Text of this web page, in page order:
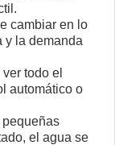
cambiar en lo
y la demanda
todo el
automático o
pequeñas
el agua se